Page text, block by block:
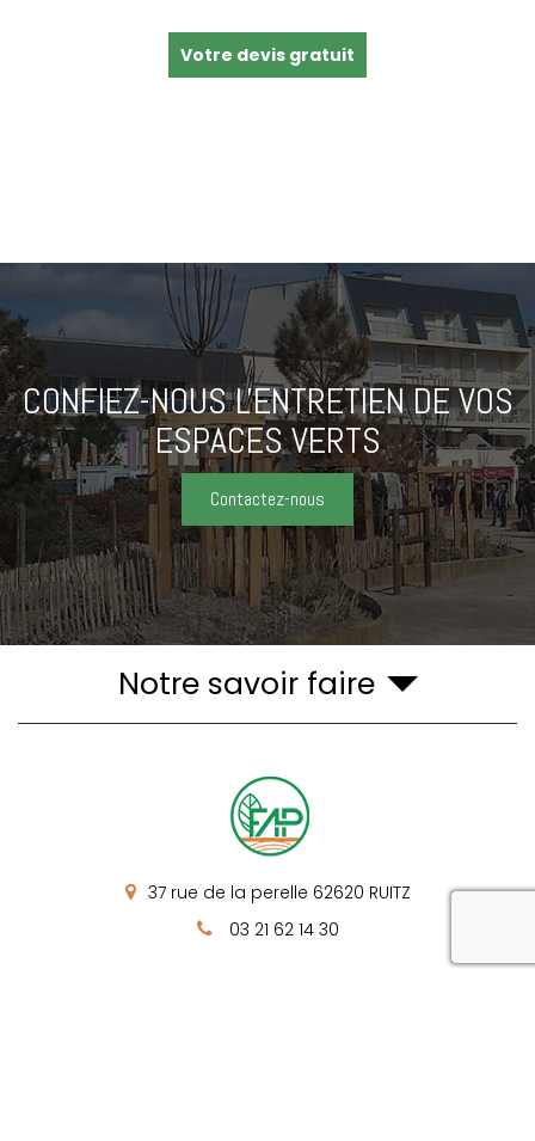
Votre devis gratuit
CONFIEZ-NOUS L'ENTRETIENDE VOS
ESPACES VERTS
Contactez-nous
Notre savoir faire
37 rue de la perelle 62620 RUITZ
03 21 62 14 30